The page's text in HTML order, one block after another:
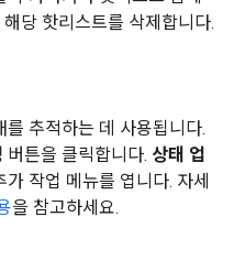
당 핫리스트를 삭제합니다.
를 추적하는 데 사용됩니다.
버튼을 클릭합니다. 상태 업
작업 메뉴를 엽니다. 자세
을 참고하세요.